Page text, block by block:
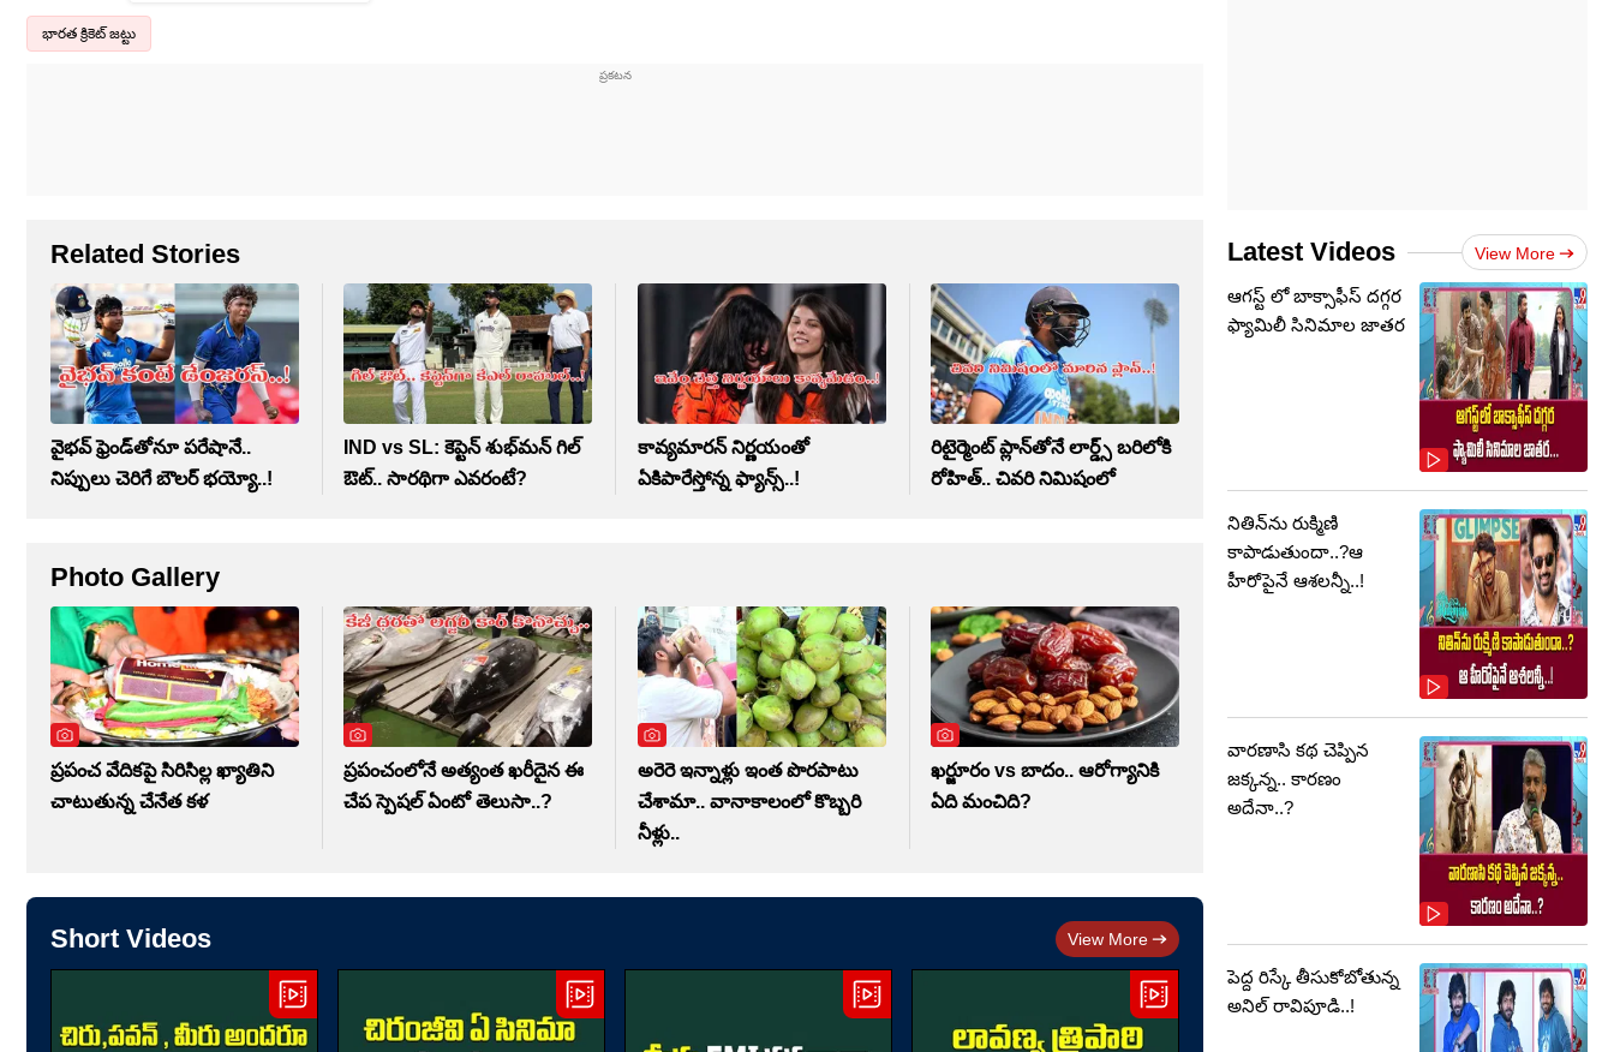
భారత క్రికెట్ జట్టు
Related Stories
వైభవ్ ఫ్రెండ్‌తోనూ పరేషానే..
నిప్పులు చెరిగే బౌలర్‌ భయ్యో..!
IND vs SL: కెప్టెన్ శుభ్‌మన్ గిల్‌
ఔట్.. సారథిగా ఎవరంటే?
కావ్యమారన్ నిర్ణయంతో
ఏకిపారేస్తోన్న ఫ్యాన్స్..!
రిటైర్మెంట్ ప్లాన్‌తోనే లార్డ్స్ బరిలోకి
రోహిత్.. చివరి నిమిషంలో
Photo Gallery
ప్రపంచ వేదికపై సిరిసిల్ల ఖ్యాతిని
చాటుతున్న చేనేత కళ
ప్రపంచంలోనే అత్యంత ఖరీదైన ఈ
చేప స్పెషల్ ఏంటో తెలుసా..?
అరెరె ఇన్నాళ్లు ఇంత పొరపాటు
చేశామా.. వానాకాలంలో కొబ్బరి
నీళ్లు..
ఖర్జూరం vs బాదం.. ఆరోగ్యానికి
ఏది మంచిది?
Short Videos View More
Latest Videos View More
ఆగస్ట్ లో బాక్సాఫీస్ దగ్గర
ఫ్యామిలీ సినిమాల జాతర
నితిన్‌ను రుక్మిణి
కాపాడుతుందా..?ఆ
హీరోపైనే ఆశలన్నీ..!
వారణాసి కథ చెప్పిన
జక్కన్న.. కారణం
అదేనా..?
పెద్ద రిస్కే తీసుకోబోతున్న
అనిల్ రావిపూడి..!